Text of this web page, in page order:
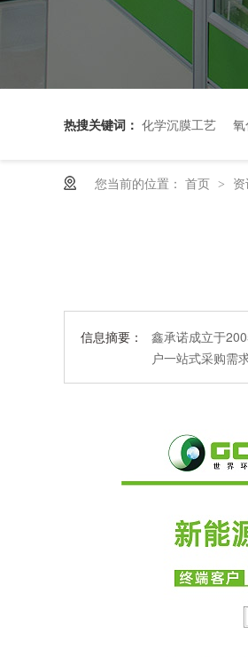
热搜关键词： 化学沉膜工艺
您当前的位置： 首页 >
信息摘要：
鑫承诺成立于
户一站式采购需